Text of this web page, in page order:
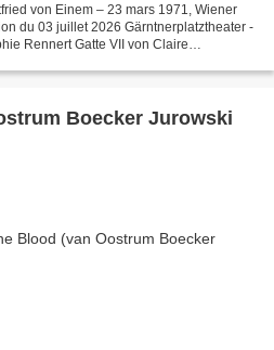
von Einem – 23 mars 1971, Wiener
du 03 juillet 2026 Gärntnerplatztheater -
Rennert Gatte VII von Claire
Boecker Jurowski